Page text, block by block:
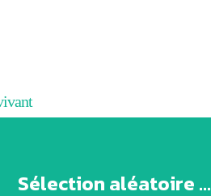
Sélection aléatoire ...